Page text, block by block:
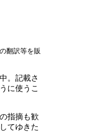
の翻訳等を販
。記載さ
に使うこ
指摘も歓
てゆきた